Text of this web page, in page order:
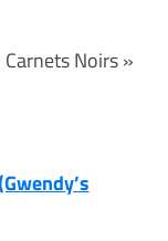
Noirs »